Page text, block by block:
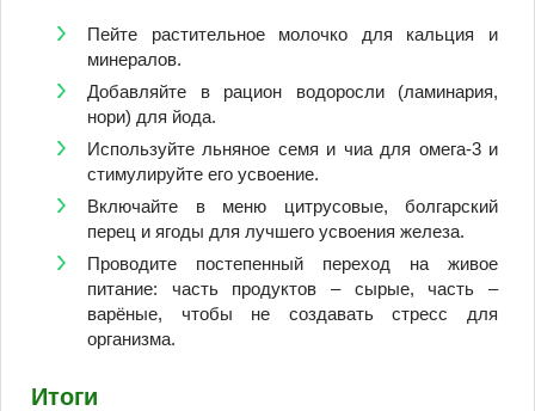
Пейте растительное молочко для кальция и
минералов.
Добавляйте в рацион водоросли (ламинария,
нори) для йода.
Используйте льняное семя и чиа для омега-3 и
стимулируйте его усвоение.
Включайте в меню цитрусовые, болгарский
перец и ягоды для лучшего усвоения железа.
Проводите постепенный переход на живое
питание: часть продуктов – сырые, часть –
варёные, чтобы не создавать стресс для
организма.
Итоги